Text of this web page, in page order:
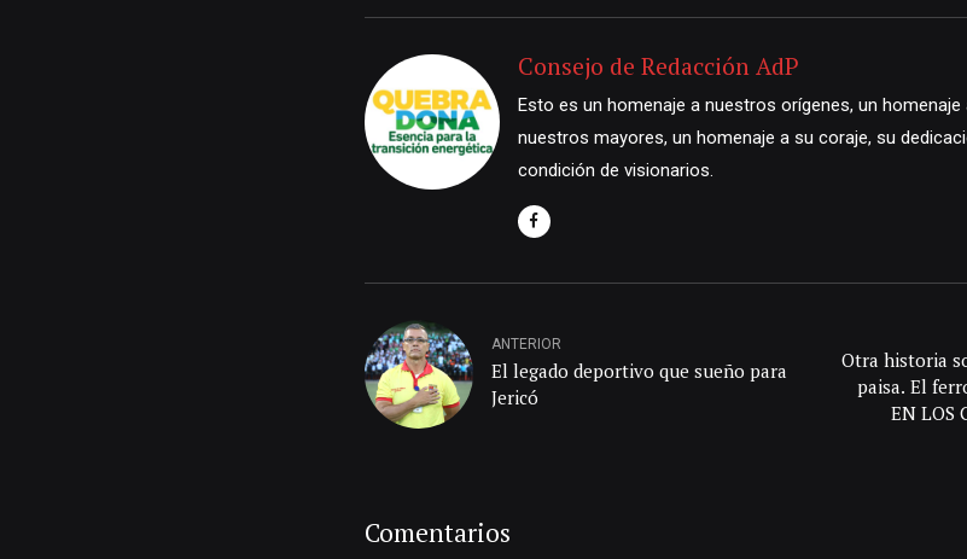
Consejo de Redacción AdP
Esto es un homenaje a nuestros orígenes, un
nuestros mayores, un homenaje a su coraje, su
condición de visionarios.
ANTERIOR
El legado deportivo que sueño para
Jericó
Otra historia
paisa. El
EN LOS
Comentarios